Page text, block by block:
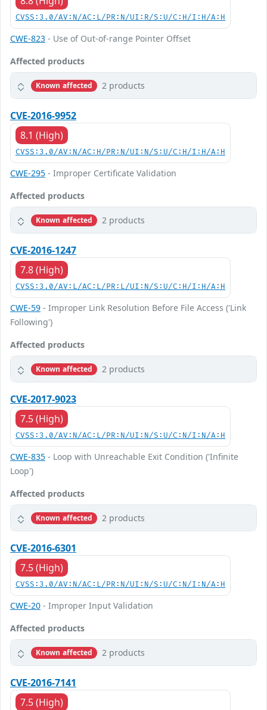
CVSS:3.0/AV:N/AC:L/PR:N/UI:R/S:U/C:H/I:H/A:H
CWE-823 - Use of Out-of-range Pointer Offset
Affected products
Known affected 2 products
CVE-2016-9952
8.1 (High)
CVSS:3.0/AV:N/AC:H/PR:N/UI:N/S:U/C:H/I:H/A:H
CWE-295 - Improper Certificate Validation
Affected products
Known affected 2 products
CVE-2016-1247
7.8 (High)
CVSS:3.0/AV:L/AC:L/PR:L/UI:N/S:U/C:H/I:H/A:H
CWE-59 - Improper Link Resolution Before File Access ('Link
Following')
Affected products
Known affected 2 products
CVE-2017-9023
7.5 (High)
CVSS:3.0/AV:N/AC:L/PR:N/UI:N/S:U/C:N/I:N/A:H
CWE-835 - Loop with Unreachable Exit Condition ('Infinite
Loop')
Affected products
Known affected 2 products
CVE-2016-6301
7.5 (High)
CVSS:3.0/AV:N/AC:L/PR:N/UI:N/S:U/C:N/I:N/A:H
CWE-20 - Improper Input Validation
Affected products
Known affected 2 products
CVE-2016-7141
7.5 (High)